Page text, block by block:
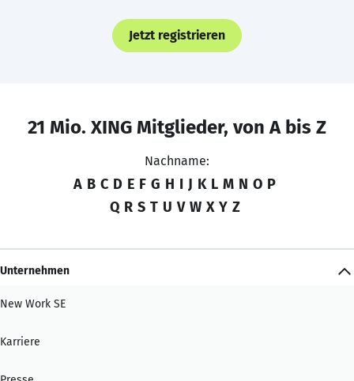
Jetzt registrieren
21 Mio. XING Mitglieder, von A bis Z
Nachname:
A B C D E F G H I J K L M N O P
Q R S T U V W X Y Z
Unternehmen
New Work SE
Karriere